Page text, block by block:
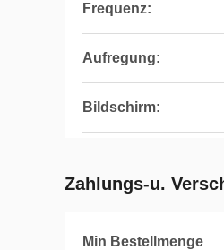
Frequenz:
Aufregung:
Bildschirm:
Zahlungs-u.
Min Bestellmenge